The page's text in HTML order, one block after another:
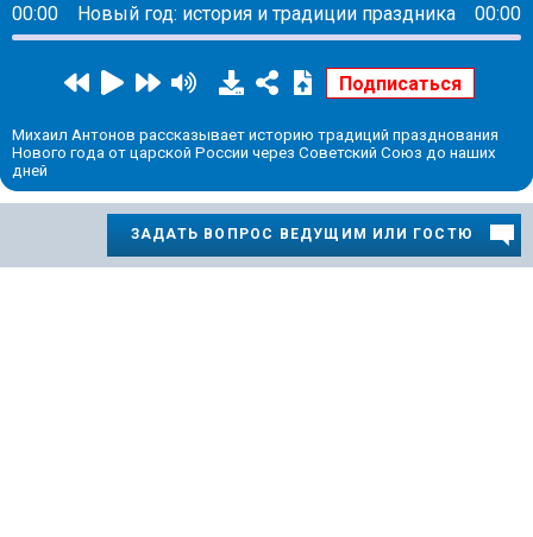
00:00 Новый год: история и традиции праздника 00:00
Михаил Антонов рассказывает историю традиций празднования
Нового года от царской России через Советский Союз до наших
дней
ЗАДАТЬ ВОПРОС ВЕДУЩИМ ИЛИ ГОСТЮ